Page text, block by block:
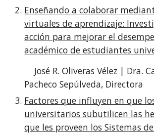
Enseñando a colaborar
virtuales de aprendizaje:
acción para mejorar el
académico de estudiantes
José R. Oliveras Vélez | Dra.
Pacheco Sepúlveda, Directora
Factores que influyen en que
universitarios subutilicen las
que les proveen los Sistemas